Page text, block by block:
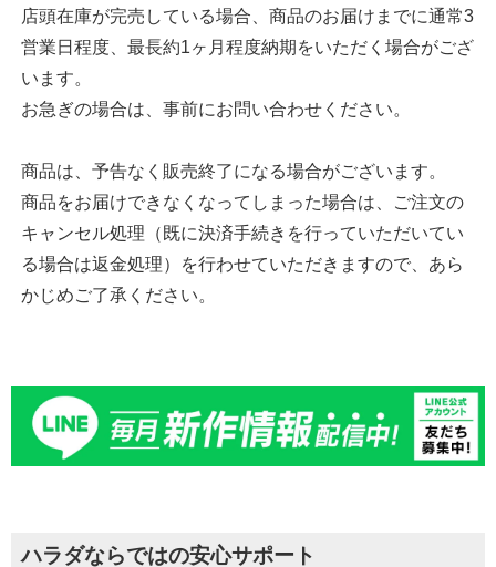
店頭在庫が完売している場合、商品のお届けまでに通常3
営業日程度、最長約1ヶ月程度納期をいただく場合がござ
います。
お急ぎの場合は、事前にお問い合わせください。
商品は、予告なく販売終了になる場合がございます。
商品をお届けできなくなってしまった場合は、ご注文の
キャンセル処理（既に決済手続きを行っていただいてい
る場合は返金処理）を行わせていただきますので、あら
かじめご了承ください。
ハラダならではの安心サポート